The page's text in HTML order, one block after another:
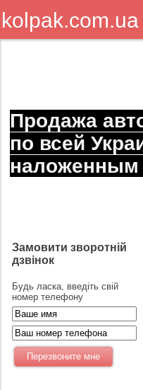
kolpak.com.ua
Продажа
по всей
наложенным
Замовити зворотній
дзвінок
Будь ласка, введіть свій
номер телефону